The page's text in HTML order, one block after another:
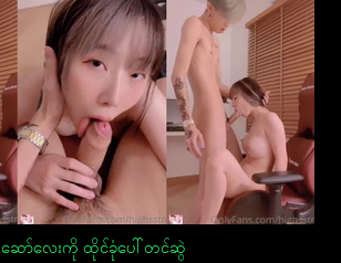
ဆော်လေးကို ထိုင်ခုံပေါ်တင်ဆွဲ